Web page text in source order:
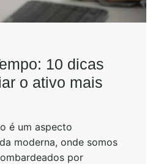
10 dicas
o ativo mais
é um aspecto
moderna, onde somos
por